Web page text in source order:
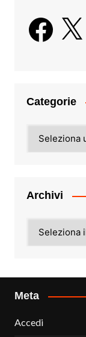
Facebook
X
Categorie
Archivi
Meta
Accedi